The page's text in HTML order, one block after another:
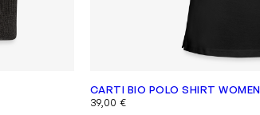
CARTI BIO POLO SHIRT WOMEN
39,00 €